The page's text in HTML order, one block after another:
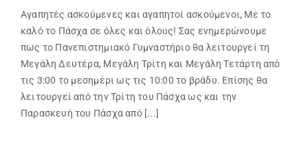
Αγαπητές ασκούμενες και αγαπητοί ασκούμενοι, Με το
καλό το Πάσχα σε όλες και όλους! Σας ενημερώνουμε
πως το Πανεπιστημιακό Γυμναστήριο θα λειτουργεί τη
Μεγάλη Δευτέρα, Μεγάλη Τρίτη και Μεγάλη Τετάρτη από
τις 3:00 το μεσημέρι ως τις 10:00 το βράδυ. Επίσης θα
λειτουργεί από την Τρίτη του Πάσχα ως και την
Παρασκευή του Πάσχα από [...]